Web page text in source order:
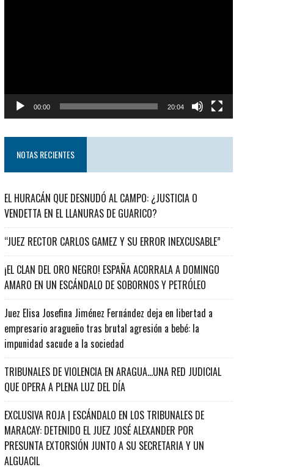
00:00 20:04
NOTAS RECIENTES
EL HURACÁN QUE DESNUDÓ AL CAMPO: ¿JUSTICIA O
VENDETTA EN EL LLANURAS DE GUARICO?
“JUEZ RECTOR CARLOS GAMEZ Y SU ERROR INEXCUSABLE”
¡EL CLAN DEL ORO NEGRO! ESPAÑA ACORRALA A DOMINGO
AMARO EN UN ESCÁNDALO DE SOBORNOS Y PETRÓLEO
Juez Elisa Josefina Jiménez Fernández deja en libertad a
empresario aragueño tras brutal agresión a bebé: la
impunidad sacude a la sociedad
TRIBUNALES DE VIOLENCIA EN ARAGUA…UNA RED JUDICIAL
QUE OPERA A PLENA LUZ DEL DÍA
EXCLUSIVA ROJA | ESCÁNDALO EN LOS TRIBUNALES DE
MARACAY: DETENIDO EL JUEZ JOSÉ ALEXANDER POR
PRESUNTA EXTORSIÓN JUNTO A SU SECRETARIA Y UN
ALGUACIL